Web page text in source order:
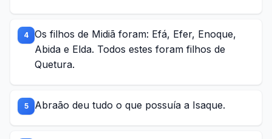
4
Os filhos de Midiã foram: Efá, Efer, Enoque,
Abida e Elda. Todos estes foram filhos de
Quetura.
5 Abraão deu tudo o que possuía a Isaque.